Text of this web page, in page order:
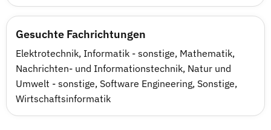
Gesuchte Fachrichtungen
Elektrotechnik, Informatik - sonstige, Mathematik,
Nachrichten- und Informationstechnik, Natur und
Umwelt - sonstige, Software Engineering, Sonstige,
Wirtschaftsinformatik